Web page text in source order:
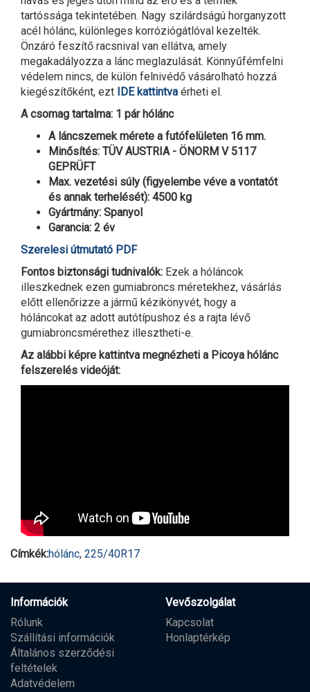
tartóssága tekintetében. Nagy szilárdságú horganyzott
acél hólánc, különleges korróziógátlóval kezelték.
Önzáró feszítő racsnival van ellátva, amely
megakadályozza a lánc meglazulását. Könnyűfémfelni
védelem nincs, de külön felnivédő vásárolható hozzá
kiegészítőként, ezt IDE kattintva érheti el.
A csomag tartalma: 1 pár hólánc
A láncszemek mérete a futófelületen 16 mm.
Minősítés: TÜV AUSTRIA - ÖNORM V 5117
GEPRÜFT
Max. vezetési súly (figyelembe véve a vontatót
és annak terhelését): 4500 kg
Gyártmány: Spanyol
Garancia: 2 év
Szerelesi útmutató PDF
Fontos biztonsági tudnivalók: Ezek a hóláncok
illeszkednek ezen gumiabroncs méretekhez, vásárlás
előtt ellenőrizze a jármű kézikönyvét, hogy a
hóláncokat az adott autótípushoz és a rajta lévő
gumiabroncsmérethez illesztheti-e.
Az alábbi képre kattintva megnézheti a Picoya hólánc
felszerelés videóját:
Címkék:hólánc, 225/40R17
Információk
Rólunk
Szállítási információk
Általános szerződési
feltételek
Adatvédelem
Vevőszolgálat
Kapcsolat
Honlaptérkép